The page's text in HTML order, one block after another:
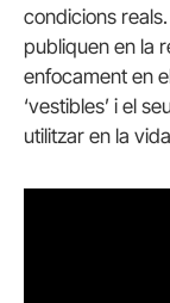
condicions
publiquen en la
enfocament en
‘vestibles’ i el
utilitzar en la